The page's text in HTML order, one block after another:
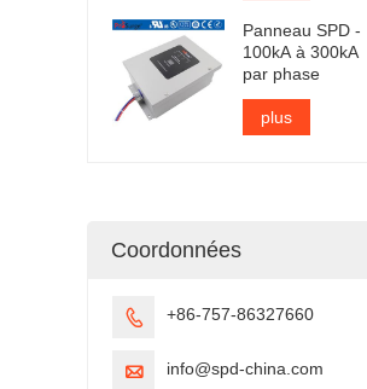
Panneau SPD -
100kA à 300kA
par phase
plus
Coordonnées
 +86-757-86327660
 info@spd-china.com